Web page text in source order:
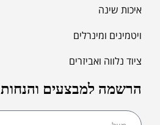
איכות שינה
ויטמינים ומינרלים
ציוד נלווה ואביזרים
הרשמה למבצעים והנחות 2025